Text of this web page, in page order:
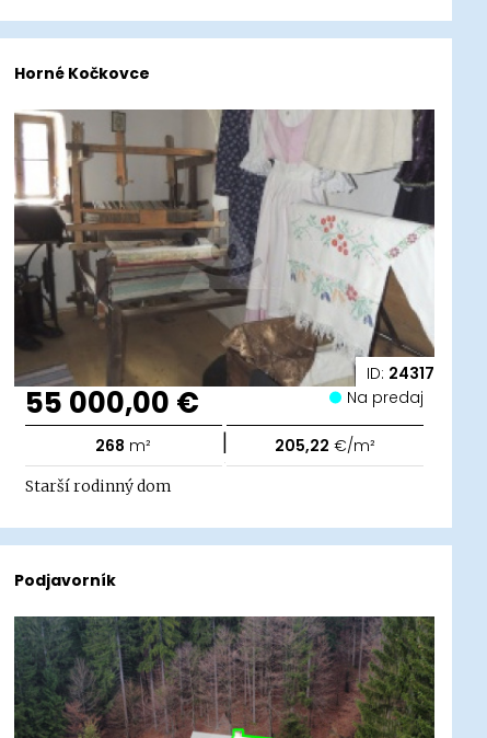
ID: 24317
Horné Kočkovce
55 000,00 € Na predaj
268 m² | 205,22 €/m²
Starší rodinný dom
Podjavorník